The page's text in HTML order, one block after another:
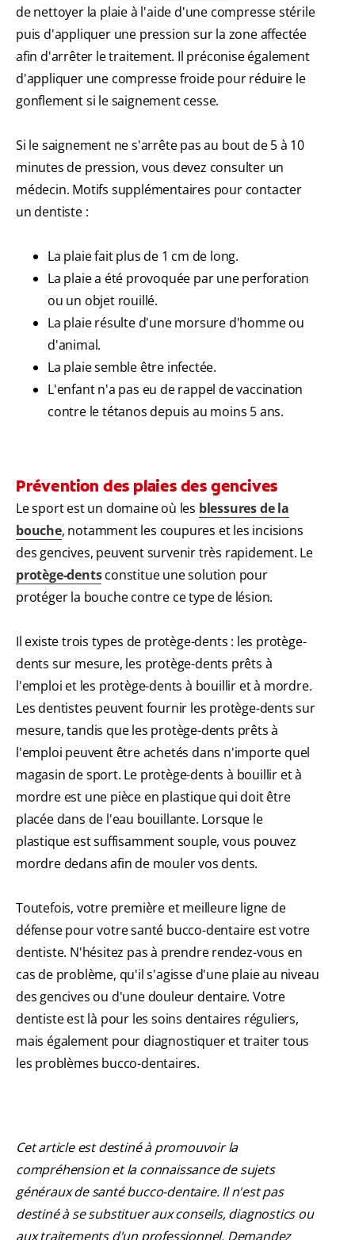
de nettoyer la plaie à l'aide d'une compresse stérile
puis d'appliquer une pression sur la zone affectée
afin d'arrêter le traitement. Il préconise également
d'appliquer une compresse froide pour réduire le
gonflement si le saignement cesse.
Si le saignement ne s'arrête pas au bout de 5 à 10
minutes de pression, vous devez consulter un
médecin. Motifs supplémentaires pour contacter
un dentiste :
La plaie fait plus de 1 cm de long.
La plaie a été provoquée par une perforation
ou un objet rouillé.
La plaie résulte d'une morsure d'homme ou
d'animal.
La plaie semble être infectée.
L'enfant n'a pas eu de rappel de vaccination
contre le tétanos depuis au moins 5 ans.
Prévention des plaies des gencives
Le sport est un domaine où les blessures de la
bouche, notamment les coupures et les incisions
des gencives, peuvent survenir très rapidement. Le
protège-dentsconstitue une solution pour
protéger la bouche contre ce type de lésion.
Il existe trois types de protège-dents : les protège-
dents sur mesure, les protège-dents prêts à
l'emploi et les protège-dents à bouillir et à mordre.
Les dentistes peuvent fournir les protège-dents sur
mesure, tandis que les protège-dents prêts à
l'emploi peuvent être achetés dans n'importe quel
magasin de sport. Le protège-dents à bouillir et à
mordre est une pièce en plastique qui doit être
placée dans de l'eau bouillante. Lorsque le
plastique est suffisamment souple, vous pouvez
mordre dedans afin de mouler vos dents.
Toutefois, votre première et meilleure ligne de
défense pour votre santé bucco-dentaire est votre
dentiste. N'hésitez pas à prendre rendez-vous en
cas de problème, qu'il s'agisse d'une plaie au niveau
des gencives ou d'une douleur dentaire. Votre
dentiste est là pour les soins dentaires réguliers,
mais également pour diagnostiquer et traiter tous
les problèmes bucco-dentaires.
Cet article est destiné à promouvoir la
compréhension et la connaissance de sujets
généraux de santé bucco-dentaire. Il n'est pas
destiné à se substituer aux conseils, diagnostics ou
aux traitements d'un professionnel. Demandez